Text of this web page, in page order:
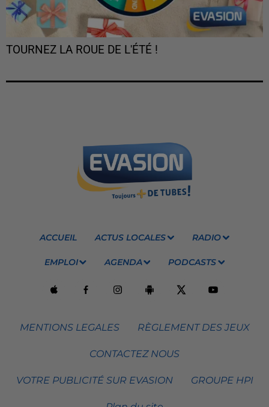
TOURNEZ LA ROUE DE L'ÉTÉ !
ACCUEIL ACTUS LOCALES RADIO
EMPLOI AGENDA PODCASTS
MENTIONS LEGALES RÈGLEMENT DES JEUX
CONTACTEZ NOUS
VOTRE PUBLICITÉ SUR EVASION GROUPE HPI